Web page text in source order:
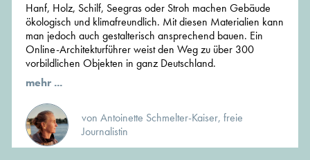
Hanf, Holz, Schilf, Seegras oder Stroh machen Gebäude
ökologisch und klimafreundlich. Mit diesen Materialien kann
man jedoch auch gestalterisch ansprechend bauen. Ein
Online-Architekturführer weist den Weg zu über 300
vorbildlichen Objekten in ganz Deutschland.
mehr ...
von Antoinette Schmelter-Kaiser, freie
Journalistin